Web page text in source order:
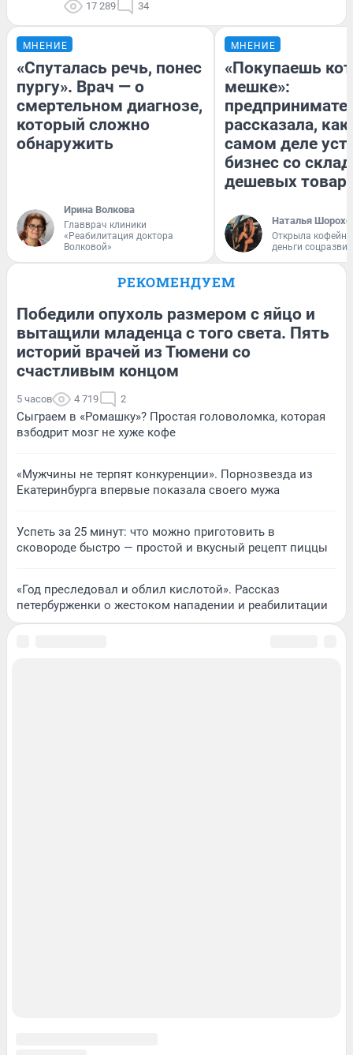
17 289 34
МНЕНИЕ
«Спуталась речь, понес
пургу». Врач — о
смертельном диагнозе,
который сложно
обнаружить
Ирина Волкова
Главврач клиники
«Реабилитация доктора
Волковой»
МНЕНИЕ
«Покупаешь
мешке»:
рассказала, как
самом деле
бизнес со
дешевых
Наталья
Открыла
деньги
РЕКОМЕНДУЕМ
Победили опухоль размером с яйцо и
вытащили младенца с того света. Пять
историй врачей из Тюмени со
счастливым концом
5 часов 4 719 2
Сыграем в «Ромашку»? Простая головоломка, которая
взбодрит мозг не хуже кофе
«Мужчины не терпят конкуренции». Порнозвезда из
Екатеринбурга впервые показала своего мужа
Успеть за 25 минут: что можно приготовить в
сковороде быстро — простой и вкусный рецепт пиццы
«Год преследовал и облил кислотой». Рассказ
петербурженки о жестоком нападении и реабилитации